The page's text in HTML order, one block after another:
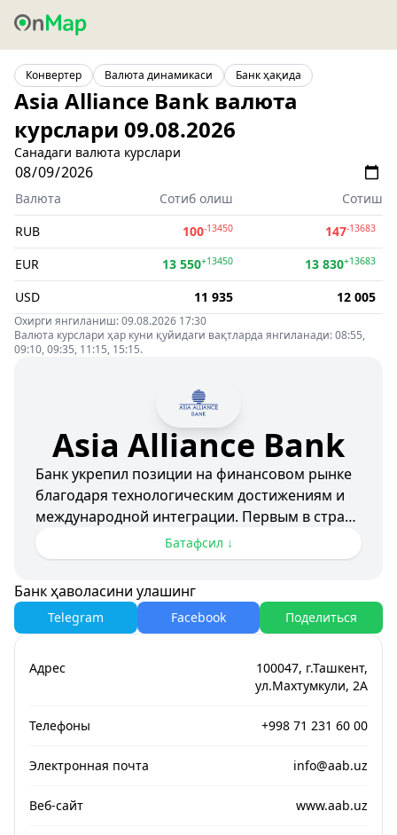
Конвертер Валюта динамикаси Банк ҳақида
Asia Alliance Bank валюта
курслари 09.08.2026
Санадаги валюта курслари
Валюта Сотиб олиш
Сотиш
RUB
100-13450 147-13683
EUR 13 550+13450 13 830+13683
USD 11 935 12 005
Охирги янгиланиш: 09.08.2026 17:30
Валюта курслари ҳар куни қуйидаги вақтларда янгиланади: 08:55,
09:10, 09:35, 11:15, 15:15.
Asia Alliance Bank
Банк укрепил позиции на финансовом рынке
благодаря технологическим достижениям и
международной интеграции. Первым в стране
запустил систему международных карточных
переводов.
Достижения в международной интеграции:
- Подключение к системе SWIFT (2010)
- Партнёрство с международными
Банк развивает цифровую экосистему для
акцент на технологичности и доступности
Батафсил ↓
Банк ҳаволасини улашинг
Telegram Facebook Поделиться
Адрес
100047, г.Ташкент,
ул.Махтумкули, 2А
Телефоны +998 71 231 60 00
Электронная почта info@aab.uz
Веб-сайт www.aab.uz